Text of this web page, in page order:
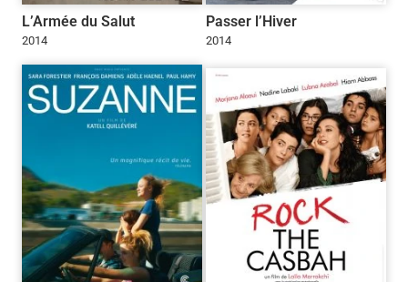
L’Armée du Salut
2014
Passer l’Hiver
2014